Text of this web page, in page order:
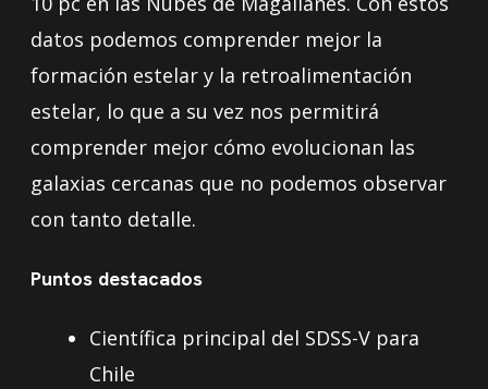
datos podemos comprender mejor la
formación estelar y la retroalimentación
estelar, lo que a su vez nos permitirá
comprender mejor cómo evolucionan las
galaxias cercanas que no podemos observar
con tanto detalle.
Puntos destacados
Científica principal del SDSS-V para
Chile